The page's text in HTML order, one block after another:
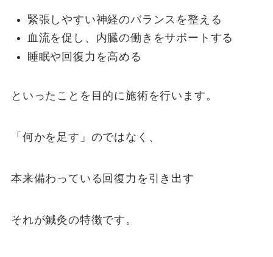
緊張しやすい神経のバランスを整える
血流を促し、内臓の働きをサポートする
睡眠や回復力を高める
といったことを目的に施術を行います。
「何かを足す」のではなく、
本来備わっている回復力を引き出す
それが鍼灸の特徴です。